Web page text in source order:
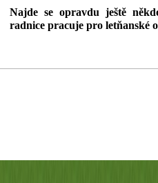
Najde se opravdu ještě
radnice pracuje pro letňanské